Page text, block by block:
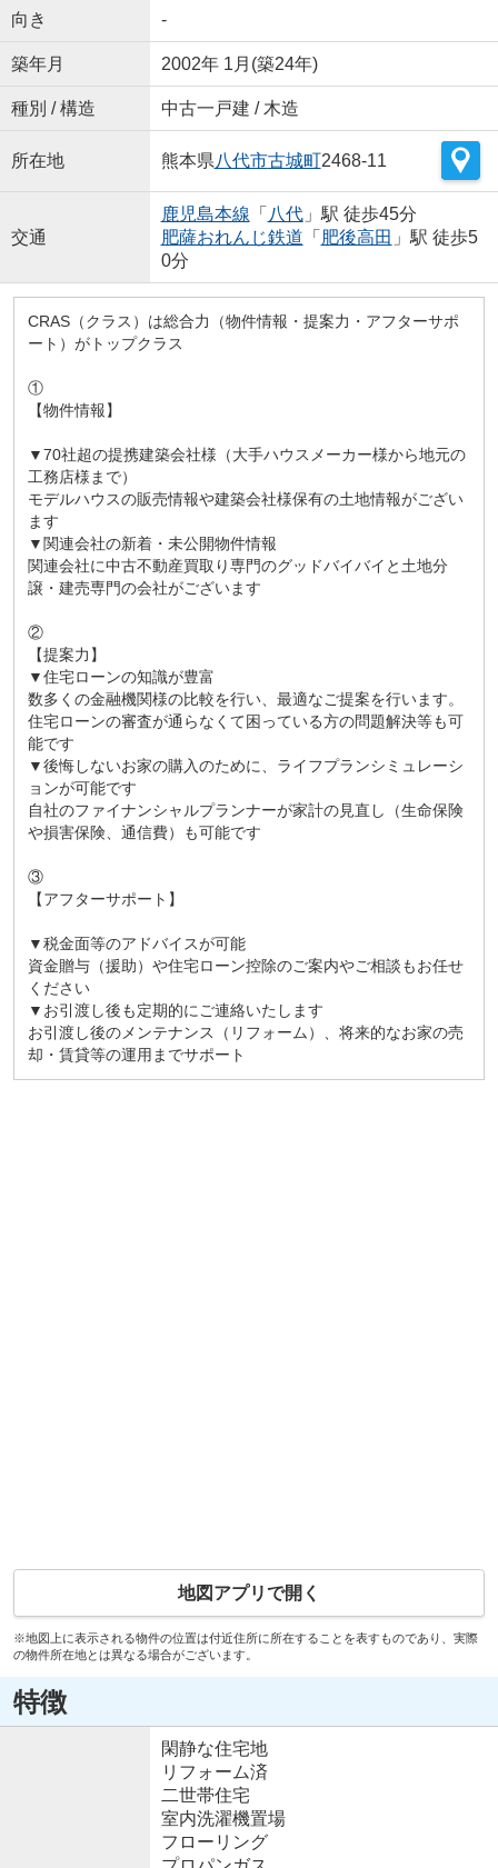
向き -
築年月 2002年 1月(築24年)
種別 / 構造 中古一戸建 / 木造
所在地 熊本県八代市古城町2468-11
交通
鹿児島本線 「 八代」駅 徒歩45分
肥薩おれんじ鉄道 「 肥後高田 」駅 徒歩5
0分
CRAS（クラス）は総合力（物件情報・提案力・アフターサポ
ート）がトップクラス
①
【物件情報】
▼70社超の提携建築会社様（大手ハウスメーカー様から地元の
工務店様まで）
モデルハウスの販売情報や建築会社様保有の土地情報がござい
ます
▼関連会社の新着・未公開物件情報
関連会社に中古不動産買取り専門のグッドバイバイと土地分
譲・建売専門の会社がございます
②
【提案力】
▼住宅ローンの知識が豊富
数多くの金融機関様の比較を行い、最適なご提案を行います。
住宅ローンの審査が通らなくて困っている方の問題解決等も可
能です
▼後悔しないお家の購入のために、ライフプランシミュレーシ
ョンが可能です
自社のファイナンシャルプランナーが家計の見直し（生命保険
や損害保険、通信費）も可能です
③
【アフターサポート】
▼税金面等のアドバイスが可能
資金贈与（援助）や住宅ローン控除のご案内やご相談もお任せ
ください
▼お引渡し後も定期的にご連絡いたします
お引渡し後のメンテナンス（リフォーム）、将来的なお家の売
却・賃貸等の運用までサポート
地図アプリで開く
※地図上に表示される物件の位置は付近住所に所在することを表すものであり、実際
の物件所在地とは異なる場合がございます。
特徴
閑静な住宅地
リフォーム済
二世帯住宅
室内洗濯機置場
フローリング